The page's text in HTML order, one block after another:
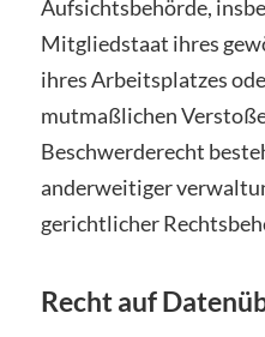
Aufsichtsbehörde,
Mitgliedstaat ihres
ihres Arbeitsplatzes
mutmaßlichen
Beschwerderecht
anderweitiger
gerichtlicher
Recht auf